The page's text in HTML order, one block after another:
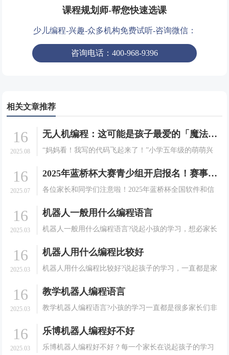
课程规划师-帮您快速选课
少儿编程-兴趣-众多机构免费试听-咨询微信：
咨询电话：400-968-9396
相关文章推荐
16
2025.08
无人机编程：这可能是孩子最爱的「魔法课」！
“妈妈看！我写的代码飞起来了！”小学五年级的萌萌兴
成就感的光芒。这不是科幻电影中的场景，而是发生在
学习变.
16
2025.07
2025年蓝桥杯大赛青少组开启报名！赛事详情及注册指南请查收
各位家长和同学们注意啦！2025年蓝桥杯全国软件和信
向在校中小学生的全国性竞赛，秉承公平、公正、公
台。下.
16
2025.03
机器人一般用什么编程语言
机器人一般用什么编程语言?说起小孩的学习，想必家长
习方面可以说是相当耐心的。会给孩子选择一些能够有
习机器.
16
2025.03
机器人用什么编程比较好
机器人用什么编程比较好?说起孩子的学习，一直都是家
子的学习方面可以说是相当的耐心的。会给孩子选择一
要孩子.
16
2025.03
教学机器人编程语言
教学机器人编程语言?小孩的学习一直都是很多家长们非
一些能有利于孩子成长的课程。就拿现在很多的家长想
了解一.
16
2025.03
乐博机器人编程好不好
乐博机器人编程好不好？每一个家长在说起孩子的学习